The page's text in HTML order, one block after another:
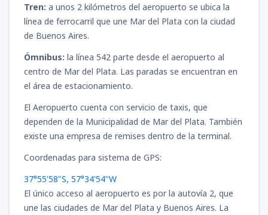
Tren: a unos 2 kilómetros del aeropuerto se ubica la
línea de ferrocarril que une Mar del Plata con la ciudad
de Buenos Aires.
Ómnibus: la línea 542 parte desde el aeropuerto al
centro de Mar del Plata. Las paradas se encuentran en
el área de estacionamiento.
El Aeropuerto cuenta con servicio de taxis, que
dependen de la Municipalidad de Mar del Plata. También
existe una empresa de remises dentro de la terminal.
Coordenadas para sistema de GPS:
37°55'58"S, 57°34'54"W
El único acceso al aeropuerto es por la autovía 2, que
une las ciudades de Mar del Plata y Buenos Aires. La